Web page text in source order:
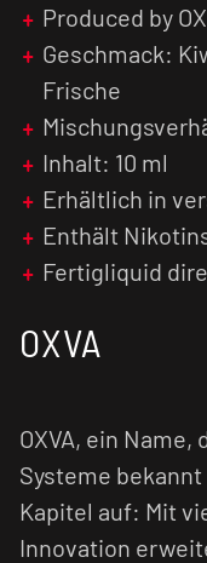
Nikotinsalz
normalen
kratzig und
(Throat Hit).
schneller vom
verarbeitet, was
Nikotinsättigung
Produced by
Geschmack:
Frische
Inhalt: 10 ml
Erhältlich in
Enthält
Fertigliquid
OXVA
OXVA, ein
Systeme
Kapitel auf: Mit
Innovation